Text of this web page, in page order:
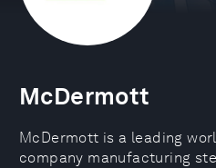
McDermott
McDermott is a leading
company manufacturing